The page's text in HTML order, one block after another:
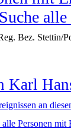
Bez. Stettin/
Karl